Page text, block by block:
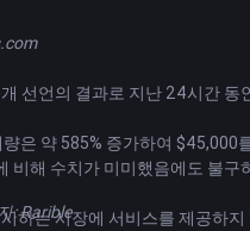
선언의 결과로 지난 24시간
은 약 585% 증가하여 $45,000
해 수치가 미미했음에도 불
는 시장에 서비스를 제공하
: Rarible